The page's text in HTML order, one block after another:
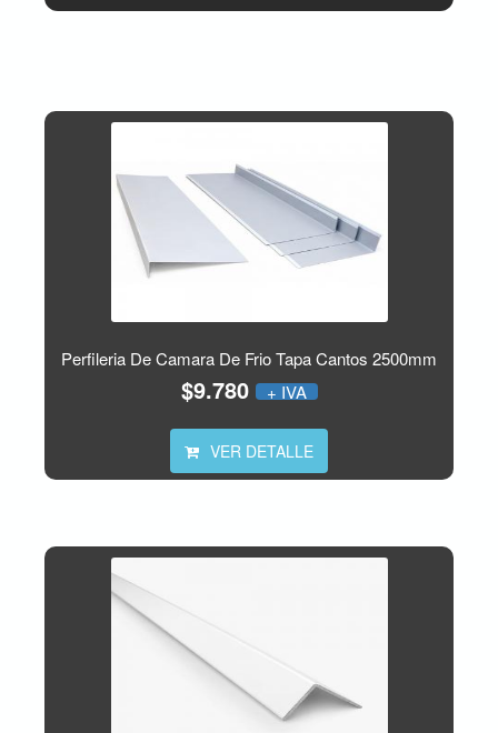
Perfileria De Camara De Frio Tapa Cantos 2500mm
$9.780 + IVA
VER DETALLE